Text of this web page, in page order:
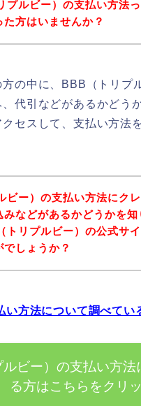
プルビー）の支払い方法
方はいませんか？
の中に、BBB（トリプ
代引などがあるかどう
セスして、支払い方法
ビー）の支払い方法にク
みなどがあるかどうかを
トリプルビー）の公式サ
しょうか？
方法について調べてい
ビー）の支払い方法
る方はこちらをクリ